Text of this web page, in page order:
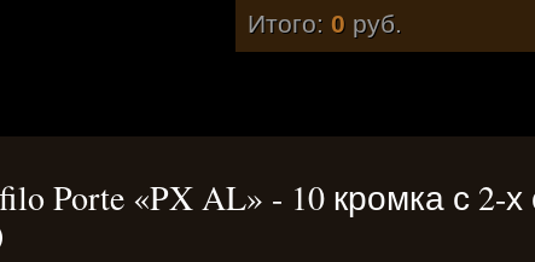
Итого: 0 руб.
Porte «PX AL» - 10 кромка с